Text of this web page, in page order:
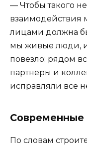
— Чтобы такого
взаимодействия
лицами должна
мы живые люди,
повезло: рядом
партнеры и
исправляли все
Современные
По словам